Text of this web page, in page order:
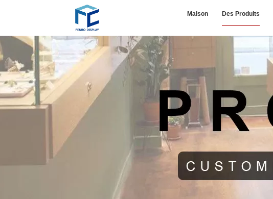
Maison Des Produits